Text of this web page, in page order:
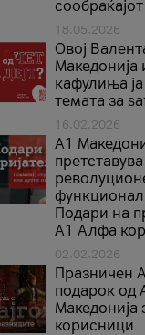
сообраќајот
18.05.2026
Овој
Македонија
кафулиња
темата за
16.02.2026
А1
претставува
Подари на
А1 Алфа
02.02.2026
Празничен
подарок од
Македонија
корисници